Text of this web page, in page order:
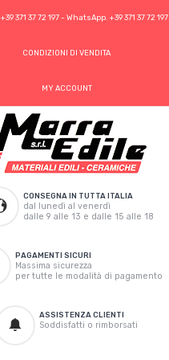
+39 371 37 72 197- WhatsApp. +39 371 37 72 197
CONDIZIONI DI VENDITA
MY ACCOUNT
CONSEGNA IN TUTTA ITALIA
dal lunedì al venerdì
dalle 9 alle 13 e dalle 15 alle 18
PAGAMENTI SICURI
Massima sicurezza
per tutte le modalità di pagamento
ASSISTENZA CLIENTI
Soddisfatti o rimborsati